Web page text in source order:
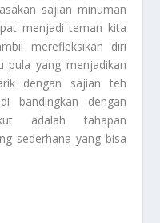
sajian minuman
menjadi teman kita
merefleksikan diri
pula yang menjadikan
dengan sajian teh
bandingkan dengan
adalah tahapan
sederhana yang bisa